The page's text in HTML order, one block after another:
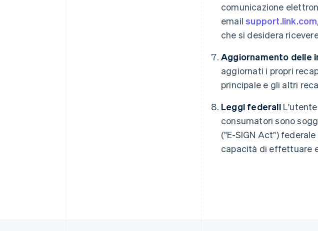
comunicazione
email
che si desidera
Aggiornamento delle
aggiornati i propri
principale e gli altri
Leggi federaliL'utente
consumatori sono
("E-SIGN Act")
capacità di effettuare
Finlandia
EnglishSvenska
Francia
FrançaisEnglish
Germania
Giappone
日本語English
Gibilterra
English
Grecia